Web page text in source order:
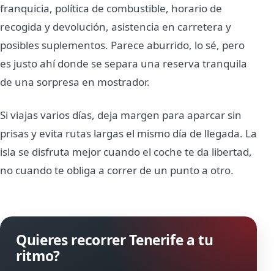
franquicia, política de combustible, horario de
recogida y devolución, asistencia en carretera y
posibles suplementos. Parece aburrido, lo sé, pero
es justo ahí donde se separa una reserva tranquila
de una sorpresa en mostrador.
Si viajas varios días, deja margen para aparcar sin
prisas y evita rutas largas el mismo día de llegada. La
isla se disfruta mejor cuando el coche te da libertad,
no cuando te obliga a correr de un punto a otro.
Quieres recorrer Tenerife a tu
ritmo?